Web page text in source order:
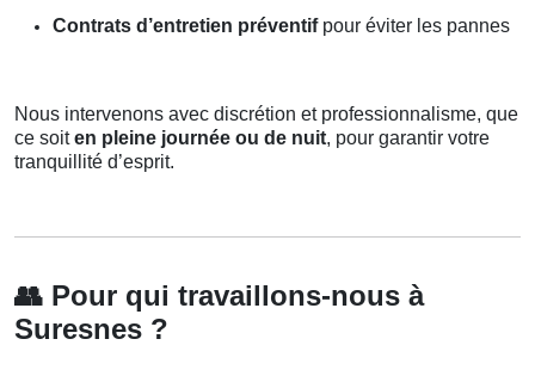
Contrats d’entretien préventifpour éviter les pannes
Nous intervenons avec discrétion et professionnalisme, que
ce soiten pleine journée ou de nuit, pour garantir votre
tranquillité d’esprit.
👥 Pour qui travaillons-nous à
Suresnes ?